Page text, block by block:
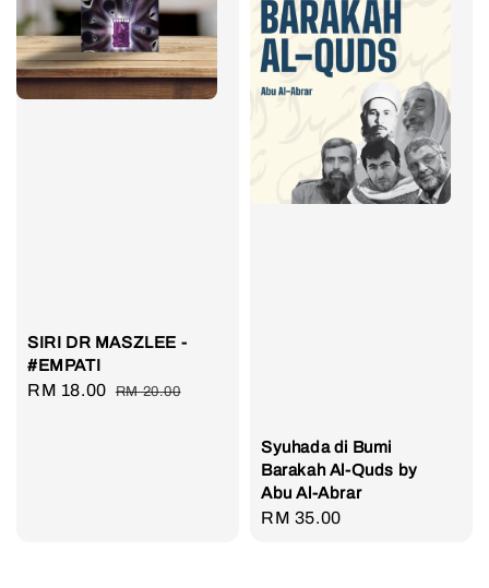
SIRI DR MASZLEE -
#EMPATI
Sale
RM 18.00 Regular
RM 20.00
​Syuhada di Bumi
Barakah Al-Quds by
Abu Al-Abrar
Regular
RM 35.00